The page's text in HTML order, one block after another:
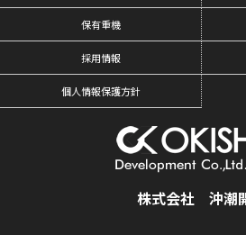
保有重機
採用情報
個人情報保護方針
株式会社 沖潮